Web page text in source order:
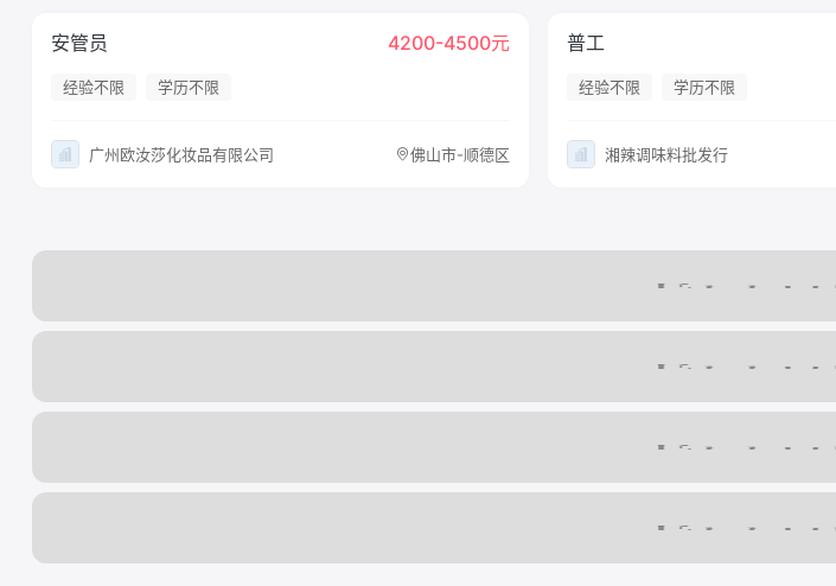
安管员 4200-4500元
经验不限 学历不限
广州欧汝莎化妆品有限公司 佛山市-顺德区
普工
经验不限 学历不限
湘辣调味料批发行